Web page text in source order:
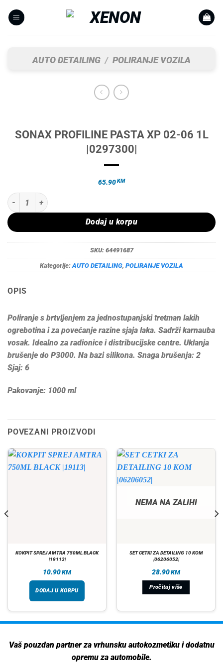
AUTO DETAILING / POLIRANJE VOZILA
SONAX PROFILINE PASTA XP 02-06 1L
|0297300|
65.90KM
SONAX PROFILINE PASTA XP 02-06 1L |0297300| količina
Dodaj u korpu
SKU: 64491687
Kategorije: AUTO DETAILING, POLIRANJE VOZILA
OPIS
Poliranje s brtvljenjem za jednostupanjski tretman lakih
ogrebotina i za povećanje razine sjaja laka. Sadrži karnauba
vosak. Idealno za radionice i distribucijske centre. Uklanja
brušenje do P3000. Na bazi silikona. Snaga brušenja: 2
Sjaj: 6
Pakovanje: 1000 ml
POVEZANI PROIZVODI
KOKPIT SPREJ AMTRA 750ML BLACK
|19113|
10.90KM
DODAJ U KORPU
NEMA NA ZALIHI
SET CETKI ZA DETAILING 10 KOM
|06206052|
28.90KM
Pročitaj više
Vaš pouzdan partner za vrhunsku autokozmetiku i dodatnu
opremu za automobile.